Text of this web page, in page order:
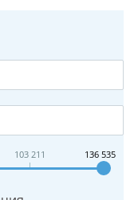
103 211 136 535